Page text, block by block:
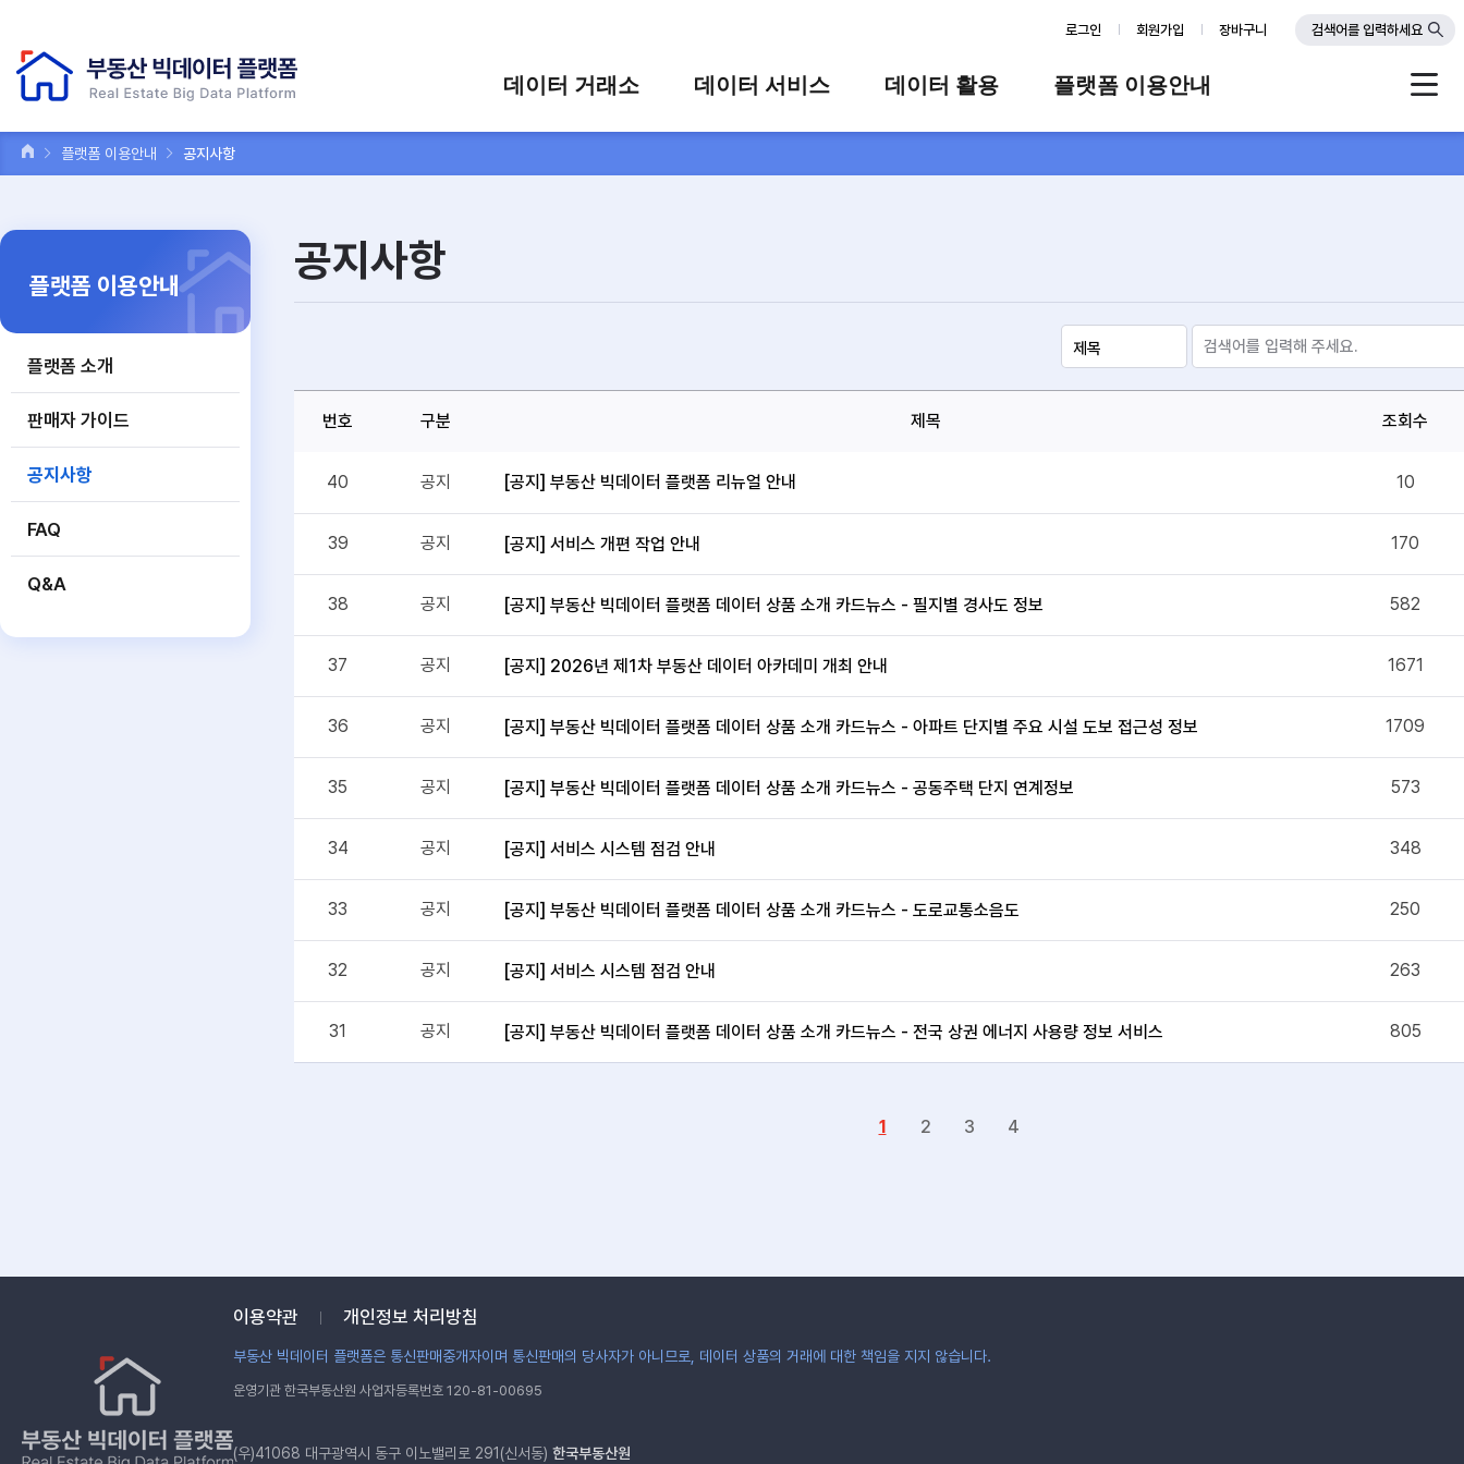
로그인 회원가입 장바구니 검색어를 입력하세요
데이터 거래소
타 플랫폼 상품 검색
데이터 서비스 데이터 활용 플랫폼 이용안내
Q&A
플랫폼 이용안내 공지사항
플랫폼 이용안내
플랫폼 소개
판매자 가이드
공지사항
FAQ
Q&A
공지사항
번호 구분 제목 조회수
40 공지 [공지] 부동산 빅데이터 플랫폼 리뉴얼 안내 10
39 공지 [공지] 서비스 개편 작업 안내 170
38 공지 [공지] 부동산 빅데이터 플랫폼 데이터 상품 소개 카드뉴스 - 필지별 경사도 정보 582
37 공지 [공지] 2026년 제1차 부동산 데이터 아카데미 개최 안내 1671
36 공지 [공지] 부동산 빅데이터 플랫폼 데이터 상품 소개 카드뉴스 - 아파트 단지별 주요 시설 도보 접근성 정보 1709
35 공지 [공지] 부동산 빅데이터 플랫폼 데이터 상품 소개 카드뉴스 - 공동주택 단지 연계정보 573
34 공지 [공지] 서비스 시스템 점검 안내 348
33 공지 [공지] 부동산 빅데이터 플랫폼 데이터 상품 소개 카드뉴스 - 도로교통소음도 250
32 공지 [공지] 서비스 시스템 점검 안내 263
31 공지 [공지] 부동산 빅데이터 플랫폼 데이터 상품 소개 카드뉴스 - 전국 상권 에너지 사용량 정보 서비스 805
1 2 3 4
이용약관 개인정보 처리방침
부동산 빅데이터 플랫폼은 통신판매중개자이며 통신판매의 당사자가 아니므로, 데이터 상품의 거래에 대한 책임을 지지 않습니다.
운영기관 한국부동산원 사업자등록번호 120-81-00695
(우)41068 대구광역시 동구 이노밸리로 291(신서동) 한국부동산원